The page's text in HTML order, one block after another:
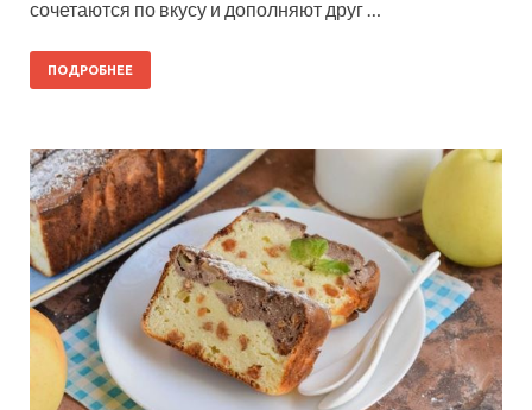
сочетаются по вкусу и дополняют друг …
ПОДРОБНЕЕ